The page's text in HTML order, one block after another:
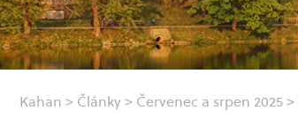
Kahan > Články> Červenec a srpen 2025>